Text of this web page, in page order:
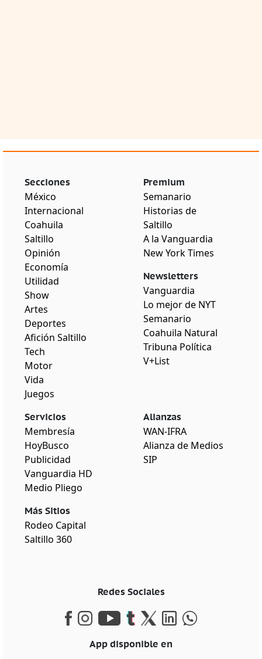
Secciones
México
Internacional
Coahuila
Saltillo
Opinión
Economía
Utilidad
Show
Artes
Deportes
Afición Saltillo
Tech
Motor
Vida
Juegos
Premium
Semanario
Historias de
Saltillo
A la Vanguardia
New York Times
Newsletters
Vanguardia
Lo mejor de NYT
Semanario
Coahuila Natural
Tribuna Política
V+List
Servicios
Membresía
HoyBusco
Publicidad
Vanguardia HD
Medio Pliego
Más Sitios
Rodeo Capital
Saltillo 360
Alianzas
WAN-IFRA
Alianza de Medios
SIP
Redes Sociales
App disponible en